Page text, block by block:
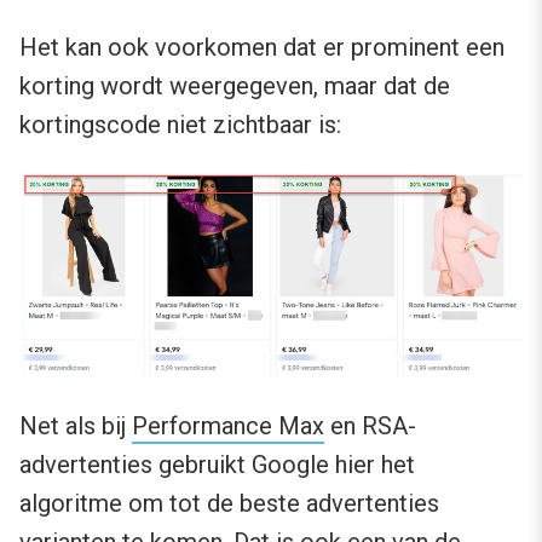
Het kan ook voorkomen dat er prominent een
korting wordt weergegeven, maar dat de
kortingscode niet zichtbaar is:
Net als bij Performance Max en RSA-
advertenties gebruikt Google hier het
algoritme om tot de beste advertenties